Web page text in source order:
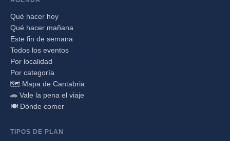
Qué hacer hoy
Qué hacer mañana
Este fin de semana
Todos los eventos
Por localidad
Por categoría
🗺️ Mapa de Cantabria
🚗 Vale la pena el viaje
🍽️ Dónde comer
TIPOS DE PLAN